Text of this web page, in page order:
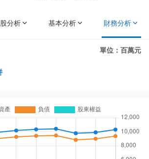
分析 基本分析 財務分析
單位：百萬元